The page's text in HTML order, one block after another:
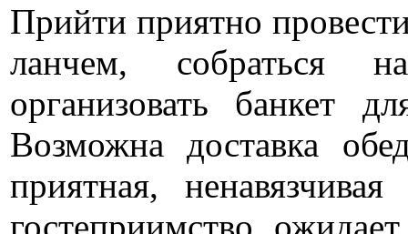
Прийти приятно
ланчем, собраться
организовать банкет
Возможна доставка
приятная,
гостеприимство